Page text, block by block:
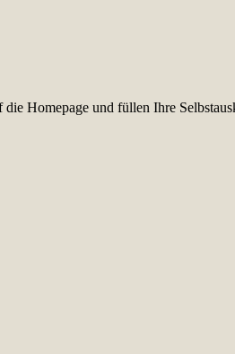
die Homepage und füllen Ihre